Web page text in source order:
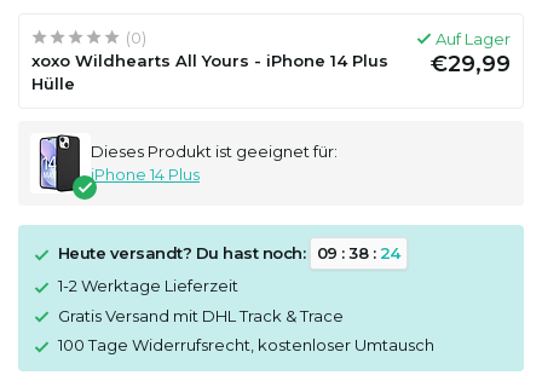
(0)
xoxo Wildhearts All Yours - iPhone 14 Plus
Hülle
Auf Lager
€29,99
Dieses Produkt ist geeignet für:
iPhone 14 Plus
Heute versandt? Du hast noch: 09 :38: 24
1-2 Werktage Lieferzeit
Gratis Versand mit DHL Track & Trace
100 Tage Widerrufsrecht, kostenloser Umtausch